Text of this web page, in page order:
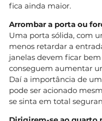
fica ainda maior.
Arrombar a porta ou
Uma porta sólida, com
menos retardar a
janelas devem ficar
conseguem aumentar
Daí a importância de
pode ser acionado
se sinta em total